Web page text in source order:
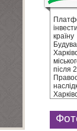
країну
після